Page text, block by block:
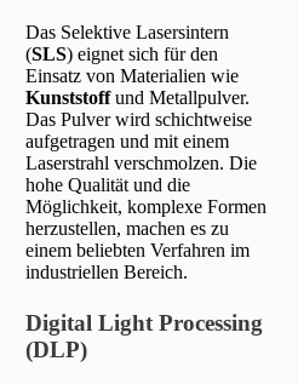
Das Selektive Lasersintern
(SLS) eignet sich für den
Einsatz von Materialien wie
Kunststoffund Metallpulver.
Das Pulver wird schichtweise
aufgetragen und mit einem
Laserstrahl verschmolzen. Die
hohe Qualität und die
Möglichkeit, komplexe Formen
herzustellen, machen es zu
einem beliebten Verfahren im
industriellen Bereich.
Digital Light Processing
(DLP)